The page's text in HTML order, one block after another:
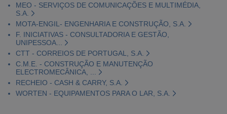
MEO - SERVIÇOS DE COMUNICAÇÕES E MULTIMÉDIA,
S.A.
MOTA-ENGIL- ENGENHARIA E CONSTRUÇÃO, S.A.
F. INICIATIVAS - CONSULTADORIA E GESTÃO,
UNIPESSOA...
CTT - CORREIOS DE PORTUGAL, S.A.
C.M.E. - CONSTRUÇÃO E MANUTENÇÃO
ELECTROMECÂNICA, ...
RECHEIO - CASH & CARRY, S.A.
WORTEN - EQUIPAMENTOS PARA O LAR, S.A.